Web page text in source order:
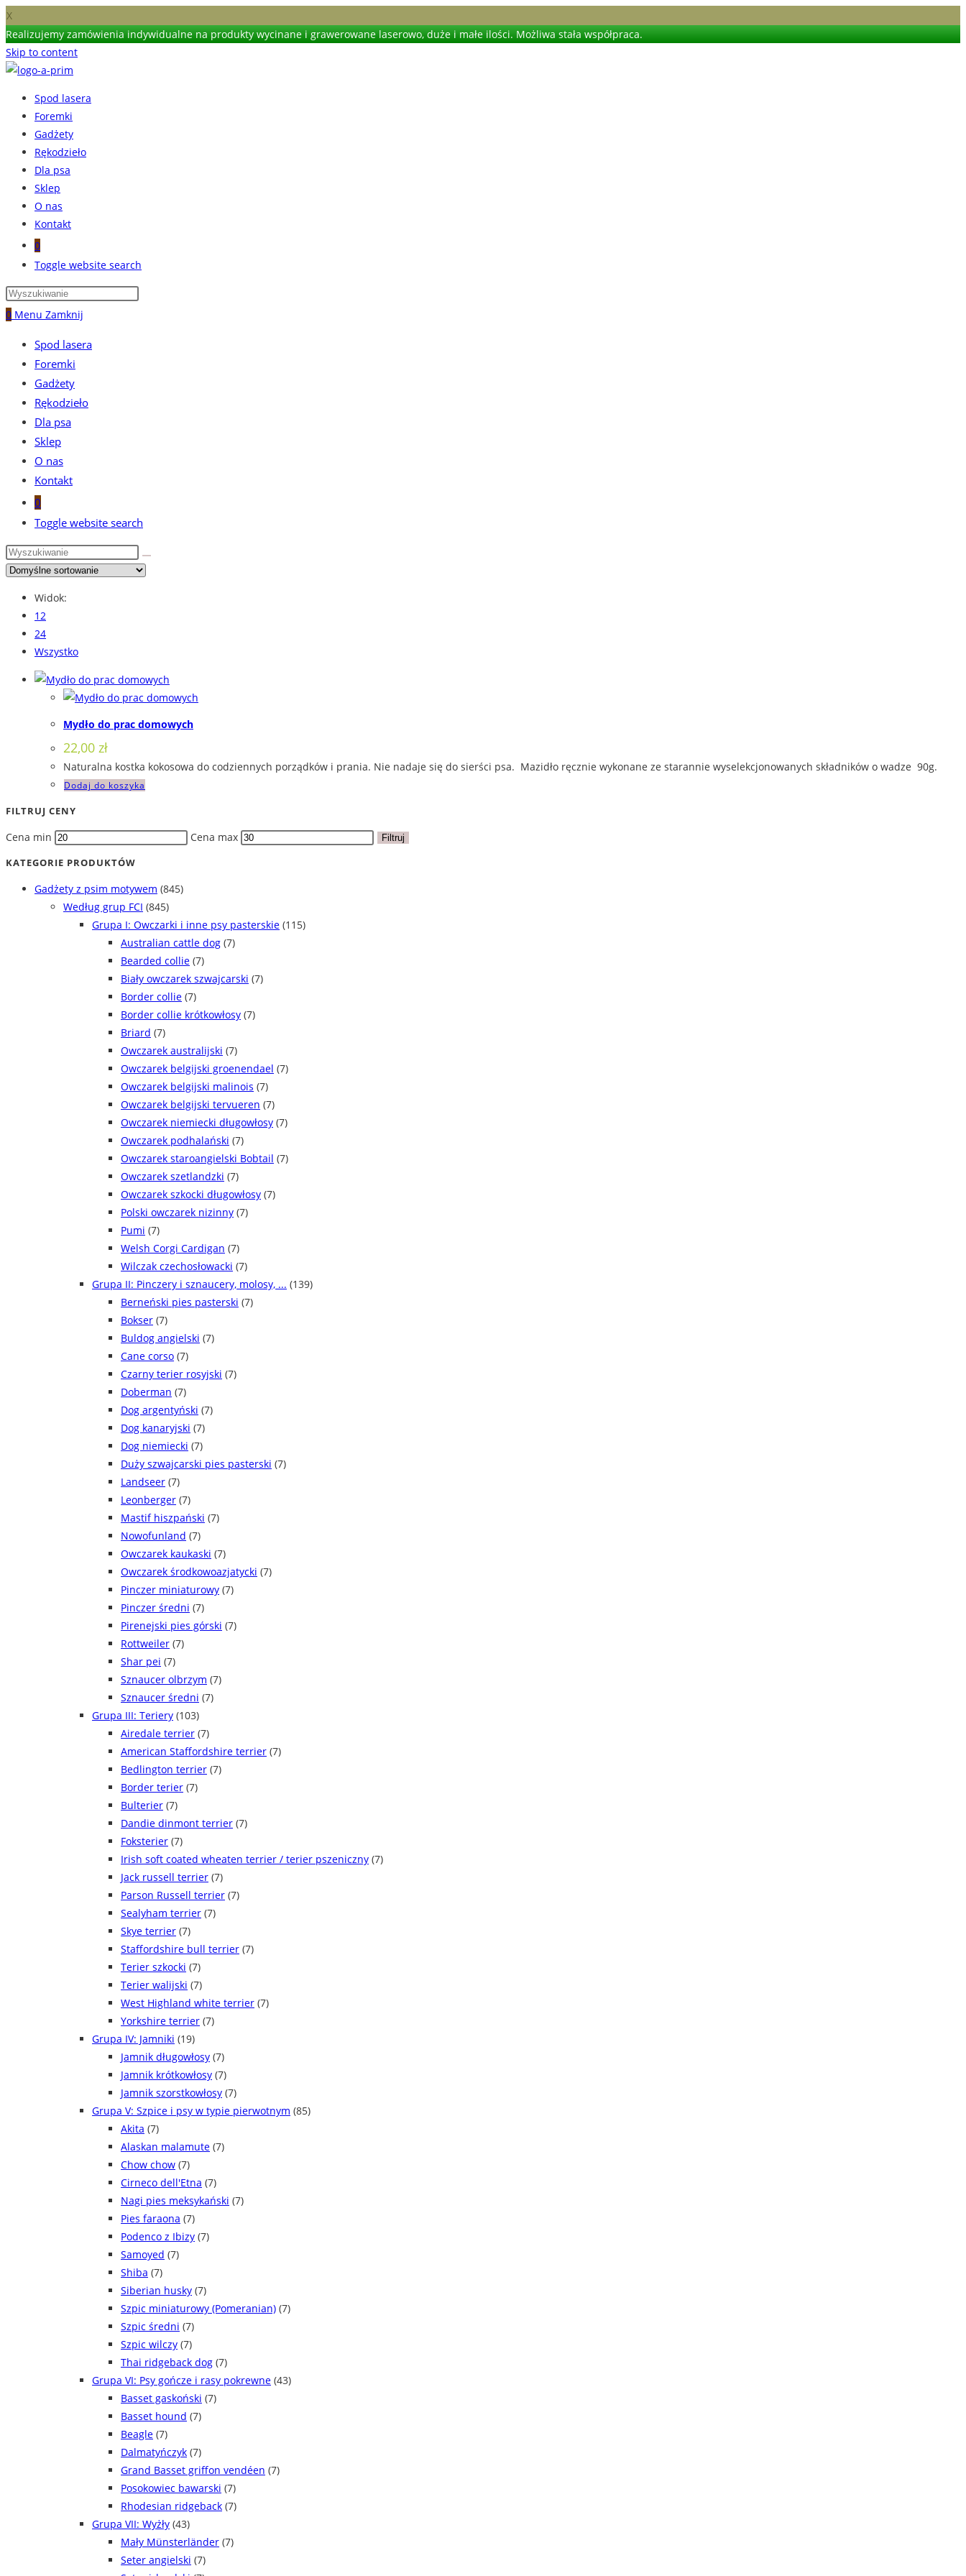
X
Realizujemy zamówienia indywidualne na produkty wycinane i grawerowane laserowo, duże i małe ilości. Możliwa stała współpraca.
Skip to content
Spod lasera
Foremki
Gadżety
Rękodzieło
Dla psa
Sklep
O nas
Kontakt
0
Toggle website search
0 Menu Zamknij
Spod lasera
Foremki
Gadżety
Rękodzieło
Dla psa
Sklep
O nas
Kontakt
0
Toggle website search
Widok:
12
24
Wszystko
Mydło do prac domowych
22,00 zł
Naturalna kostka kokosowa do codziennych porządków i prania. Nie nadaje się do sierści psa. Mazidło ręcznie wykonane ze starannie wyselekcjonowanych składników o wadze 90g.
Dodaj do koszyka
FILTRUJ CENY
Cena min Cena max Filtruj
KATEGORIE PRODUKTÓW
Gadżety z psim motywem (845)
Według grup FCI (845)
Grupa I: Owczarki i inne psy pasterskie (115)
Australian cattle dog (7)
Bearded collie (7)
Biały owczarek szwajcarski (7)
Border collie (7)
Border collie krótkowłosy (7)
Briard (7)
Owczarek australijski (7)
Owczarek belgijski groenendael (7)
Owczarek belgijski malinois (7)
Owczarek belgijski tervueren (7)
Owczarek niemiecki długowłosy (7)
Owczarek podhalański (7)
Owczarek staroangielski Bobtail (7)
Owczarek szetlandzki (7)
Owczarek szkocki długowłosy (7)
Polski owczarek nizinny (7)
Pumi (7)
Welsh Corgi Cardigan (7)
Wilczak czechosłowacki (7)
Grupa II: Pinczery i sznaucery, molosy, ... (139)
Berneński pies pasterski (7)
Bokser (7)
Buldog angielski (7)
Cane corso (7)
Czarny terier rosyjski (7)
Doberman (7)
Dog argentyński (7)
Dog kanaryjski (7)
Dog niemiecki (7)
Duży szwajcarski pies pasterski (7)
Landseer (7)
Leonberger (7)
Mastif hiszpański (7)
Nowofunland (7)
Owczarek kaukaski (7)
Owczarek środkowoazjatycki (7)
Pinczer miniaturowy (7)
Pinczer średni (7)
Pirenejski pies górski (7)
Rottweiler (7)
Shar pei (7)
Sznaucer olbrzym (7)
Sznaucer średni (7)
Grupa III: Teriery (103)
Airedale terrier (7)
American Staffordshire terrier (7)
Bedlington terrier (7)
Border terier (7)
Bulterier (7)
Dandie dinmont terrier (7)
Foksterier (7)
Irish soft coated wheaten terrier / terier pszeniczny (7)
Jack russell terrier (7)
Parson Russell terrier (7)
Sealyham terrier (7)
Skye terrier (7)
Staffordshire bull terrier (7)
Terier szkocki (7)
Terier walijski (7)
West Highland white terrier (7)
Yorkshire terrier (7)
Grupa IV: Jamniki (19)
Jamnik długowłosy (7)
Jamnik krótkowłosy (7)
Jamnik szorstkowłosy (7)
Grupa V: Szpice i psy w typie pierwotnym (85)
Akita (7)
Alaskan malamute (7)
Chow chow (7)
Cirneco dell'Etna (7)
Nagi pies meksykański (7)
Pies faraona (7)
Podenco z Ibizy (7)
Samoyed (7)
Shiba (7)
Siberian husky (7)
Szpic miniaturowy (Pomeranian) (7)
Szpic średni (7)
Szpic wilczy (7)
Thai ridgeback dog (7)
Grupa VI: Psy gończe i rasy pokrewne (43)
Basset gaskoński (7)
Basset hound (7)
Beagle (7)
Dalmatyńczyk (7)
Grand Basset griffon vendéen (7)
Posokowiec bawarski (7)
Rhodesian ridgeback (7)
Grupa VII: Wyżły (43)
Mały Münsterländer (7)
Seter angielski (7)